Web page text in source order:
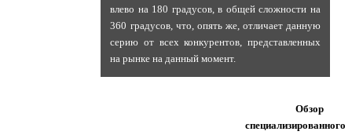
влево на 180 градусов, в общей сложности на
360 градусов, что, опять же, отличает данную
серию от всех конкурентов, представленных
на рынке на данный момент.
Обзор
специализированного